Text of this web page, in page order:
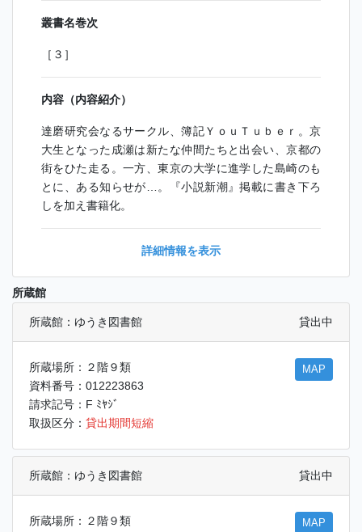
叢書名巻次
［３］
内容（内容紹介）
達磨研究会なるサークル、簿記ＹｏｕＴｕｂｅｒ。京
大生となった成瀬は新たな仲間たちと出会い、京都の
街をひた走る。一方、東京の大学に進学した島崎のも
とに、ある知らせが…。『小説新潮』掲載に書き下ろ
しを加え書籍化。
詳細情報を表示
所蔵館
所蔵館：ゆうき図書館 貸出中
所蔵場所：２階９類
資料番号：012223863
請求記号：F ﾐﾔｼﾞ
取扱区分： 貸出期間短縮
MAP
所蔵館：ゆうき図書館 貸出中
所蔵場所：２階９類 MAP